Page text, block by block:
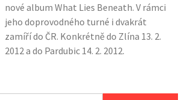
nové album What Lies Beneath. V rámci
jeho doprovodného turné i dvakrát
zamíří do ČR. Konkrétně do Zlína 13. 2.
2012 a do Pardubic 14. 2. 2012.